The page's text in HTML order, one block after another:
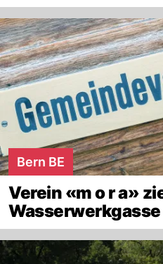
Bern BE
Verein «m o r a»
Wasserwerkgasse